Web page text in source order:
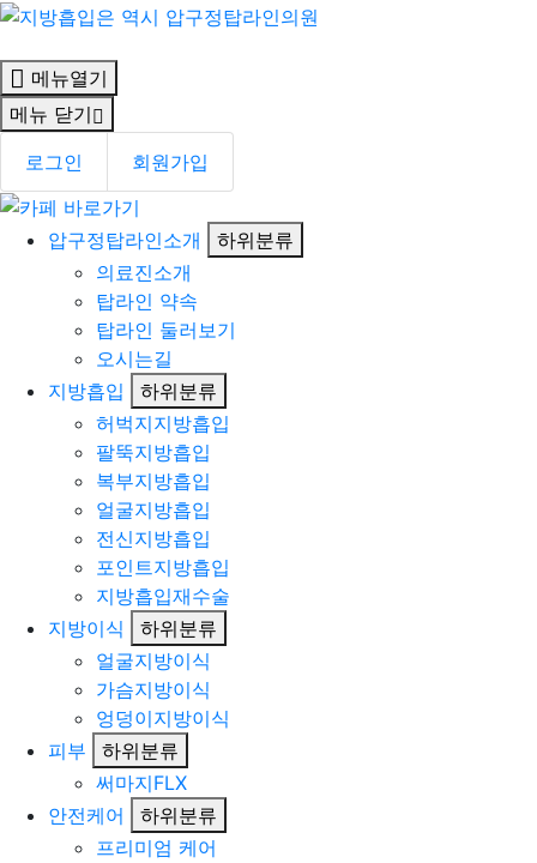
메뉴열기
메뉴 닫기
로그인
회원가입
압구정탑라인소개
하위분류
의료진소개
탑라인 약속
탑라인 둘러보기
오시는길
지방흡입
하위분류
허벅지지방흡입
팔뚝지방흡입
복부지방흡입
얼굴지방흡입
전신지방흡입
포인트지방흡입
지방흡입재수술
지방이식
하위분류
얼굴지방이식
가슴지방이식
엉덩이지방이식
피부
하위분류
써마지FLX
안전케어
하위분류
프리미엄 케어